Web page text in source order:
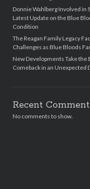
Donnie Wahlberg Involved in
Latest Update on the Blue
Condition
The Reagan Family Legacy
Challenges as Blue Bloods
New Developments Take the
Comeback in an Unexpected
Recent
No comments to show.